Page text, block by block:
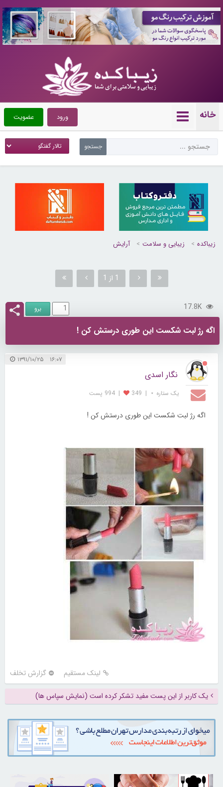
10088387
خانه عضویت ورود
زیباکده زیبایی و سلامت آرایش
1 از 1
17.8K
اگه رژ لبت شکست این طوری درستش کن !
۱۶:۰۷ ۱۳۹۱/۱۰/۲۵
نگار اسدی
یک ستاره ⋆ |
349
| 994 پست
اگه رژ لبت شکست این طوری درستش کن !
لینک مستقیم گزارش تخلف
یک کاربر از این پست مفید تشکر کرده است (نمایش سپاس ها)